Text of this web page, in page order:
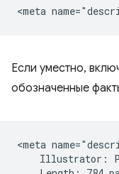
Если уместно,
обозначенные
<meta
Illustrator: